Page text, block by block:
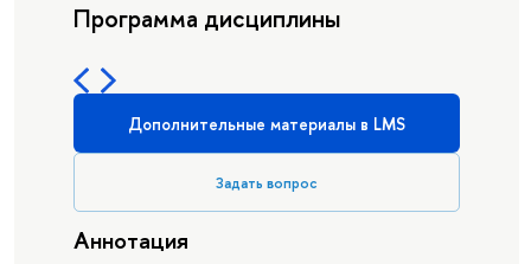
Программа дисциплины
Дополнительные материалы в LMS
Задать вопрос
Аннотация